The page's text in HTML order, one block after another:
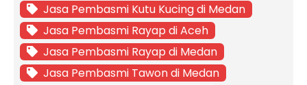
Jasa Pembasmi Kutu Kucing di Medan
Jasa Pembasmi Rayap di Aceh
Jasa Pembasmi Rayap di Medan
Jasa Pembasmi Tawon di Medan